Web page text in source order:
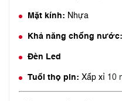
Mặt kính: Nhựa
Khả năng chống nước:
Đèn Led
Tuổi thọ pin: Xấp xỉ 10